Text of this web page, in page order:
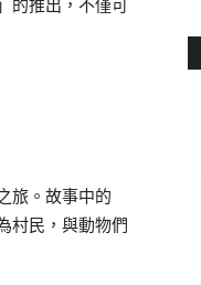
的推出，不僅可
旅。故事中的
村民，與動物們